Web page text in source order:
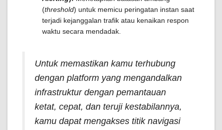
(threshold) untuk memicu peringatan instan saat
terjadi kejanggalan trafik atau kenaikan respon
waktu secara mendadak.
Untuk memastikan kamu terhubung
dengan platform yang mengandalkan
infrastruktur dengan pemantauan
ketat, cepat, dan teruji kestabilannya,
kamu dapat mengakses titik navigasi